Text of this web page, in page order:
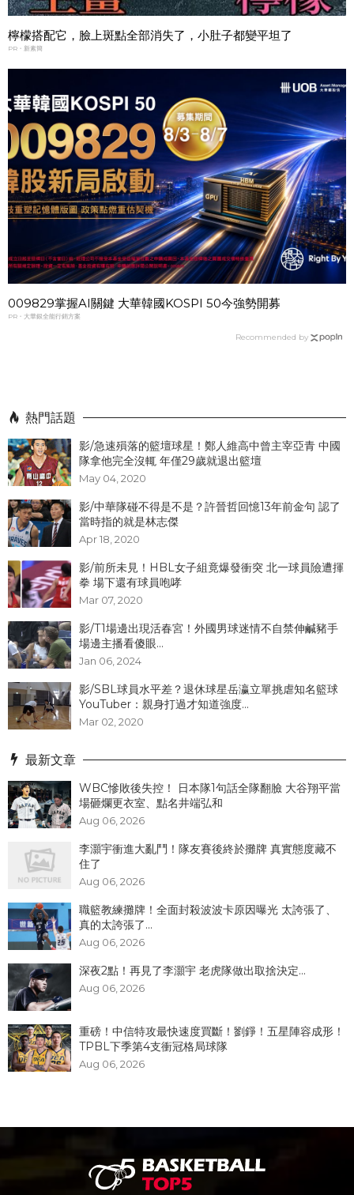
檸檬搭配它，臉上斑點全部消失了，小肚子都變平坦了
PR・新素簡
009829掌握AI關鍵 大華韓國KOSPI 50今強勢開募
PR・大華銀全能行銷方案
Recommended by
熱門話題
影/急速殞落的籃壇球星！鄭人維高中曾主宰亞青 中國
隊拿他完全沒輒 年僅29歲就退出籃壇
May 04, 2020
影/中華隊碰不得是不是？許晉哲回憶13年前金句 認了
當時指的就是林志傑
Apr 18, 2020
影/前所未見！HBL女子組竟爆發衝突 北一球員險遭揮
拳 場下還有球員咆哮
Mar 07, 2020
影/T1場邊出現活春宮！外國男球迷情不自禁伸鹹豬手
場邊主播看傻眼...
Jan 06, 2024
影/SBL球員水平差？退休球星岳瀛立單挑虐知名籃球
YouTuber：親身打過才知道強度...
Mar 02, 2020
最新文章
WBC慘敗後失控！ 日本隊1句話全隊翻臉 大谷翔平當
場砸爛更衣室、點名井端弘和
Aug 06, 2026
李灝宇衝進大亂鬥！隊友賽後終於攤牌 真實態度藏不
住了
Aug 06, 2026
職籃教練攤牌！全面封殺波波卡原因曝光 太誇張了、
真的太誇張了...
Aug 06, 2026
深夜2點！再見了李灝宇 老虎隊做出取捨決定...
Aug 06, 2026
重磅！中信特攻最快速度買斷！劉錚！五星陣容成形！
TPBL下季第4支衝冠格局球隊
Aug 06, 2026